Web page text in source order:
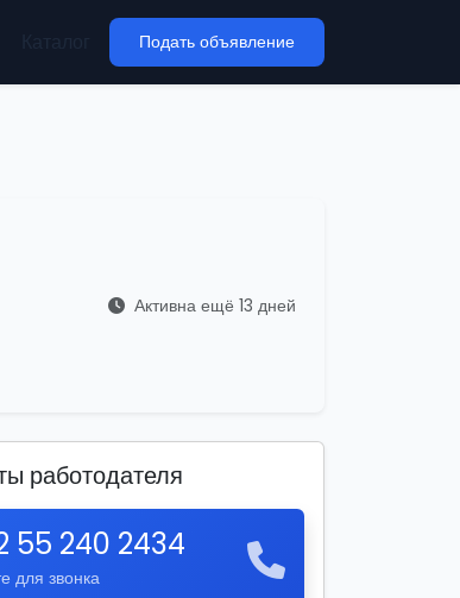
Подать объявление
Активна ещё 13 дней
работодателя
55 240 2434
для звонка